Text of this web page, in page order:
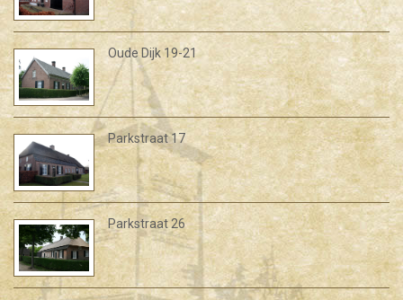
Oude Dijk 19-21
Parkstraat 17
Parkstraat 26